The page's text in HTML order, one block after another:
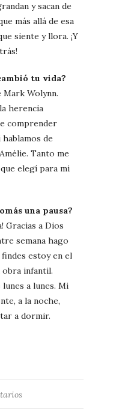
y sacan de
más allá de esa
siente y llora. ¡Y
tu vida?
Wolynn.
herencia
comprender
de
Tanto me
elegí para mi
una pausa?
Gracias a Dios
semana hago
estoy en el
infantil.
a lunes. Mi
a la noche,
a dormir.